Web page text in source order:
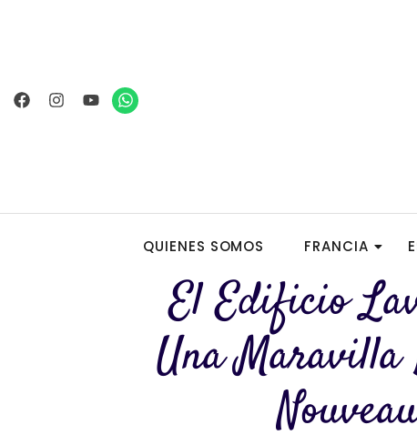
FacebookInstagram
YoutubeWhatsapp
QUIENES SOMOS FRANCIA
El Edificio
Una